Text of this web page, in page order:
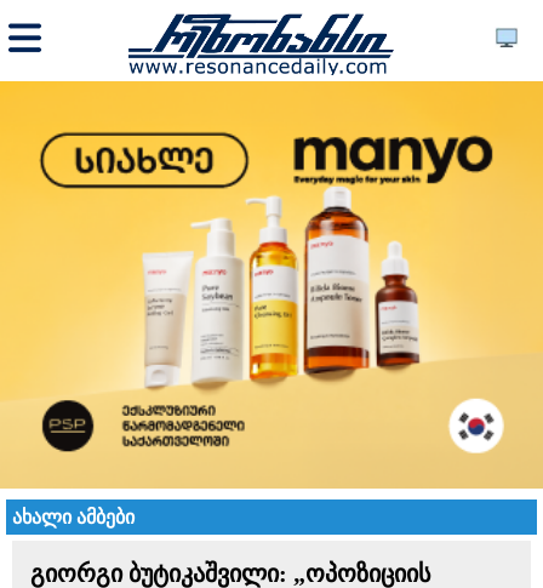
ახალი ამბები
გიორგი ბუტიკაშვილი: „ოპოზიციის